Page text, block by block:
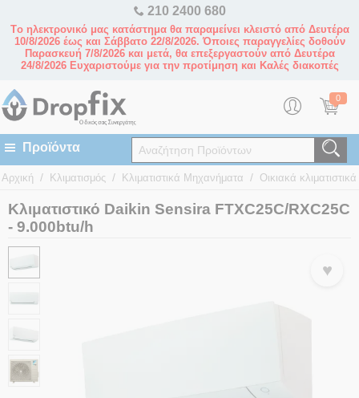
210 2400 680
Tο ηλεκτρονικό μας κατάστημα θα παραμείνει κλειστό από Δευτέρα
10/8/2026 έως και Σάββατο 22/8/2026. Όποιες παραγγελίες δοθούν
Παρασκευή 7/8/2026 και μετά, θα επεξεργαστούν από Δευτέρα
24/8/2026 Ευχαριστούμε για την προτίμηση και Καλές διακοπές
0
Αρχική / Κλιματισμός / Κλιματιστικά Μηχανήματα / Οικιακά
Κλιματιστικό Daikin Sensira FTXC25C/RXC25C
- 9.000btu/h
♥